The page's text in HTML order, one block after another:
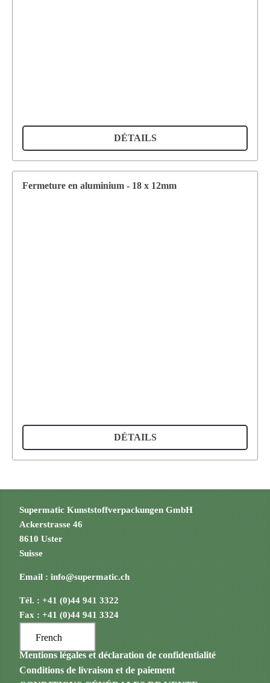
DÉTAILS
Fermeture en aluminium - 18 x 12mm
DÉTAILS
Supermatic Kunststoffverpackungen GmbH
Ackerstrasse 46
8610 Uster
Suisse
Email : info@supermatic.ch
Tél. : +41 (0)44 941 3322
Fax : +41 (0)44 941 3324
French
Mentions légales et déclaration de confidentialité
Conditions de livraison et de paiement